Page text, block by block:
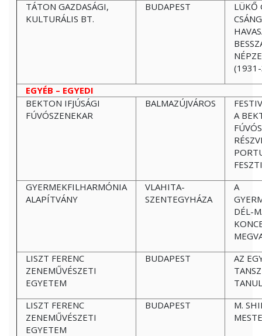
TÁTON GAZDASÁGI,
KULTURÁLIS BT.
BUDAPEST
LÜKŐ
(1931-
EGYÉB – EGYEDI
BEKTON IFJÚSÁGI
FÚVÓSZENEKAR
BALMAZÚJVÁROS
A
GYERMEKFILHARMÓNIA
ALAPÍTVÁNY
VLAHITA-
SZENTEGYHÁZA
A
DÉL-
LISZT FERENC
ZENEMŰVÉSZETI
EGYETEM
BUDAPEST
AZ
LISZT FERENC
ZENEMŰVÉSZETI
EGYETEM
BUDAPEST
M.